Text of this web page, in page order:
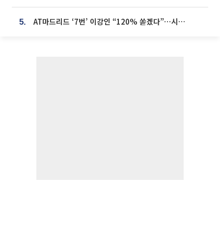
5. AT마드리드 ‘7번’ 이강인 “120% 쏟겠다”⋯시메오네 감독 “필요한 선수”